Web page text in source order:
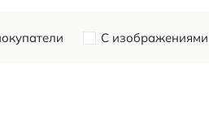
С изображениями